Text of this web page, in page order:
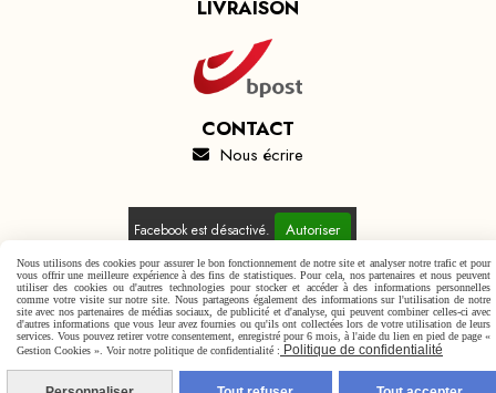
LIVRAISON
CONTACT
 Nous écrire
Facebook est désactivé. Autoriser
Mentions Légales
Conditions générales de vente
Politique de confidentialité
Gestion cookies Mon Compte
Nous utilisons des cookies pour assurer le bon fonctionnement de notre site et analyser notre trafic et pour
vous offrir une meilleure expérience à des fins de statistiques. Pour cela, nos partenaires et nous peuvent
utiliser des cookies ou d'autres technologies pour stocker et accéder à des informations personnelles
comme votre visite sur notre site. Nous partageons également des informations sur l'utilisation de notre
site avec nos partenaires de médias sociaux, de publicité et d'analyse, qui peuvent combiner celles-ci avec
d'autres informations que vous leur avez fournies ou qu'ils ont collectées lors de votre utilisation de leurs
services. Vous pouvez retirer votre consentement, enregistré pour 6 mois, à l'aide du lien en pied de page «
Gestion Cookies ». Voir notre politique de confidentialité : Politique de confidentialité